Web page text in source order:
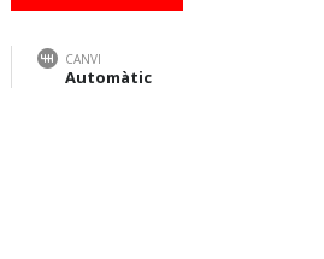
CANVI
Automàtic